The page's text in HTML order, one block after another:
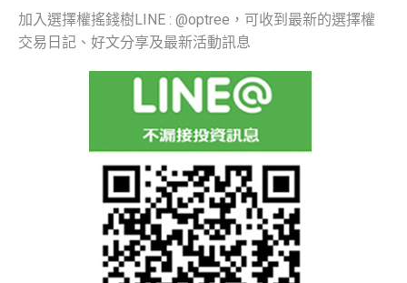
加入選擇權搖錢樹LINE : @optree，可收到最新的選擇權
交易日記、好文分享及最新活動訊息